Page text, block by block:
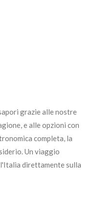
grazie alle nostre
e alle opzioni con
completa, la
Un viaggio
direttamente sulla